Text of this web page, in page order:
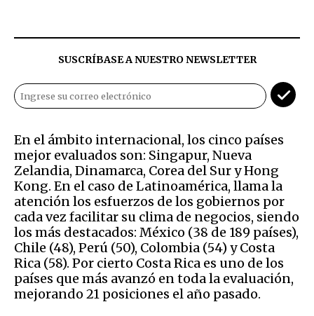
SUSCRÍBASE A NUESTRO NEWSLETTER
En el ámbito internacional, los cinco países
mejor evaluados son: Singapur, Nueva
Zelandia, Dinamarca, Corea del Sur y Hong
Kong. En el caso de Latinoamérica, llama la
atención los esfuerzos de los gobiernos por
cada vez facilitar su clima de negocios, siendo
los más destacados: México (38 de 189 países),
Chile (48), Perú (50), Colombia (54) y Costa
Rica (58). Por cierto Costa Rica es uno de los
países que más avanzó en toda la evaluación,
mejorando 21 posiciones el año pasado.